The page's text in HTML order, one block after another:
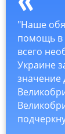
"Наше
помощь в
всего
Украине
значение